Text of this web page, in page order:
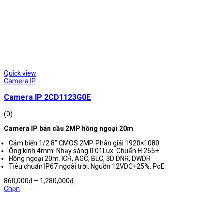
Quick view
Camera IP
Camera IP 2CD1123G0E
(0)
Camera IP bán cầu 2MP hồng ngoại 20m
Cảm biến 1/2.8” CMOS 2MP. Phân giải 1920×1080
Ống kính 4mm. Nhạy sáng 0.01Lux. Chuẩn H.265+
Hồng ngoại 20m. ICR, AGC, BLC, 3D DNR, DWDR
Tiêu chuẩn IP67 ngoài trời. Nguồn 12VDC+25%, PoE
860,000₫ – 1,280,000₫Khoảng
Chọn